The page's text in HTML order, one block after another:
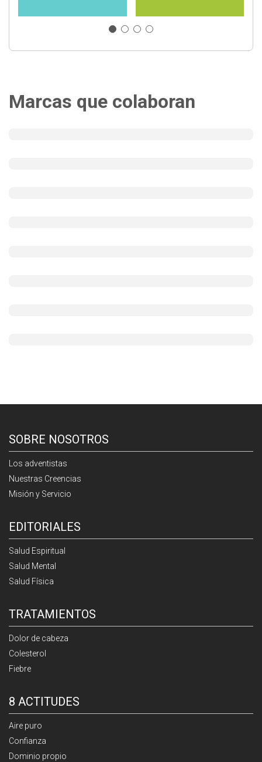
Marcas que colaboran
SOBRE NOSOTROS
Los adventistas
Nuestras Creencias
Misión y Servicio
EDITORIALES
Salud Espiritual
Salud Mental
Salud Física
TRATAMIENTOS
Dolor de cabeza
Colesterol
Fiebre
8 ACTITUDES
Aire puro
Confianza
Dominio propio